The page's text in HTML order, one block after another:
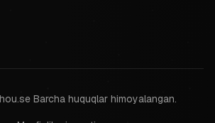
Barcha huquqlar himoyalangan.